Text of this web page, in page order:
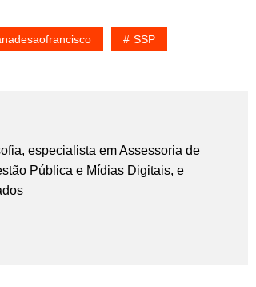
SSP
especialista em Assessoria de
Pública e Mídias Digitais, e